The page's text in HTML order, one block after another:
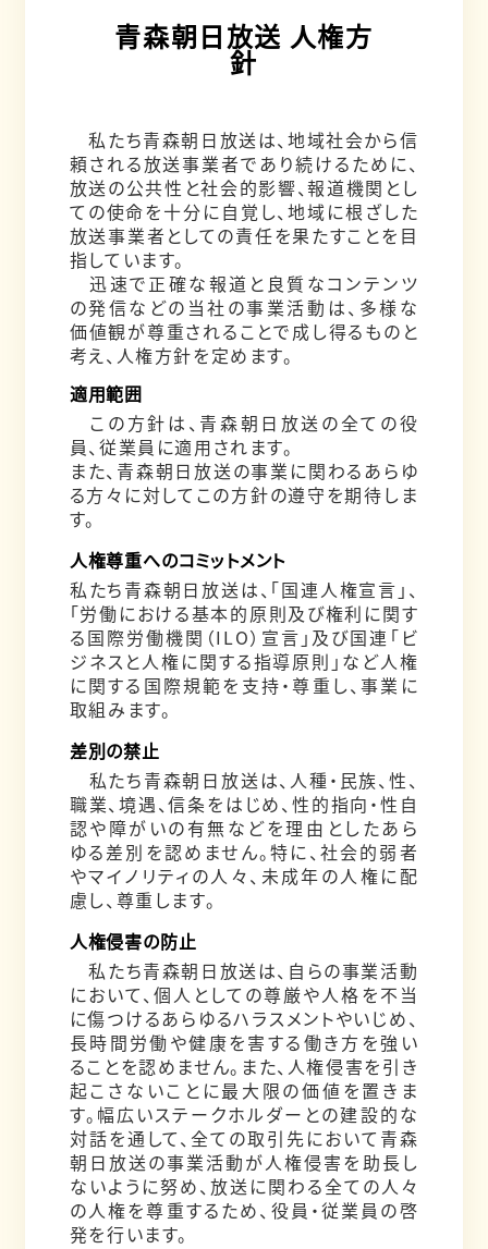
青森朝日放送 人権方
針
私たち青森朝日放送は、地域社会から信
頼される放送事業者であり続けるために、
放送の公共性と社会的影響、報道機関とし
ての使命を十分に自覚し、地域に根ざした
放送事業者としての責任を果たすことを目
指しています。
迅速で正確な報道と良質なコンテンツ
の発信などの当社の事業活動は、多様な
価値観が尊重されることで成し得るものと
考え、人権方針を定めます。
適用範囲
この方針は、青森朝日放送の全ての役
員、従業員に適用されます。
また、青森朝日放送の事業に関わるあらゆ
る方々に対してこの方針の遵守を期待しま
す。
人権尊重へのコミットメント
私たち青森朝日放送は、「国連人権宣言」、
「労働における基本的原則及び権利に関す
る国際労働機関（ILO）宣言」及び国連「ビ
ジネスと人権に関する指導原則」など人権
に関する国際規範を支持・尊重し、事業に
取組みます。
差別の禁止
私たち青森朝日放送は、人種・民族、性、
職業、境遇、信条をはじめ、性的指向・性自
認や障がいの有無などを理由としたあら
ゆる差別を認めません。特に、社会的弱者
やマイノリティの人々、未成年の人権に配
慮し、尊重します。
人権侵害の防止
私たち青森朝日放送は、自らの事業活動
において、個人としての尊厳や人格を不当
に傷つけるあらゆるハラスメントやいじめ、
長時間労働や健康を害する働き方を強い
ることを認めません。また、人権侵害を引き
起こさないことに最大限の価値を置きま
す。幅広いステークホルダーとの建設的な
対話を通して、全ての取引先において青森
朝日放送の事業活動が人権侵害を助長し
ないように努め、放送に関わる全ての人々
の人権を尊重するため、役員・従業員の啓
発を行います。